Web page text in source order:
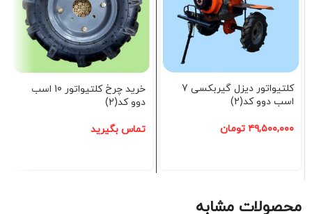
کلتیواتور دیزل گیربکسی 7
اسب دوو کد(2)
۴۹,۵۰۰,۰۰۰ تومان
خرید چرخ کلتیواتور 10 اسب
دوو کد(2)
تماس بگیرید
محصولات مشابه